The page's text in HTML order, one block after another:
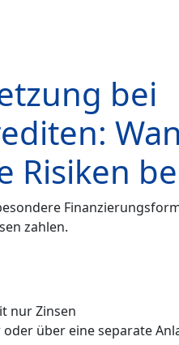
bei
Risiken
zahlen.
nur Zinsen
über eine separate